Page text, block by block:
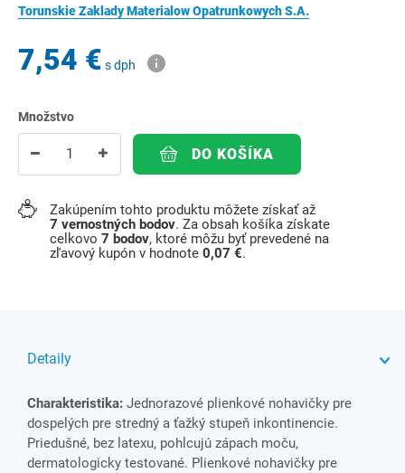
Torunskie Zaklady Materialow Opatrunkowych S.A.
7,54 € s dph
Množstvo
DO KOŠÍKA
Zakúpením tohto produktu môžete získať až
7 vernostných bodov. Za obsah košíka získate
celkovo 7 bodov, ktoré môžu byť prevedené na
zľavový kupón v hodnote 0,07 €.
Detaily
Charakteristika: Jednorazové plienkové nohavičky pre
dospelých pre stredný a ťažký stupeň inkontinencie.
Priedušné, bez latexu, pohlcujú zápach moču,
dermatologicky testované. Plienkové nohavičky pre